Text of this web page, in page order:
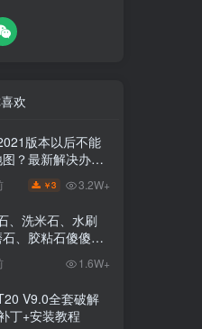
欢
版本以后不能
？最新解决办法
脑
￥3 3.2W+
、洗米石、水刷
、胶粘石傻傻分
1.6W+
V9.0全套破解
丁+安装教程